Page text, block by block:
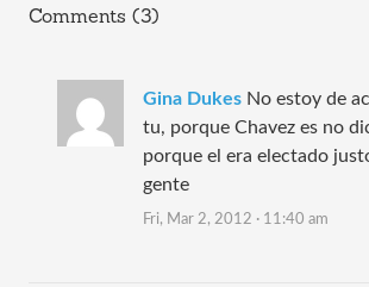
Comments (3)
Gina Dukes No estoy de
tu, porque Chavez es no
porque el era electado
gente
Fri, Mar 2, 2012 · 11:40 am